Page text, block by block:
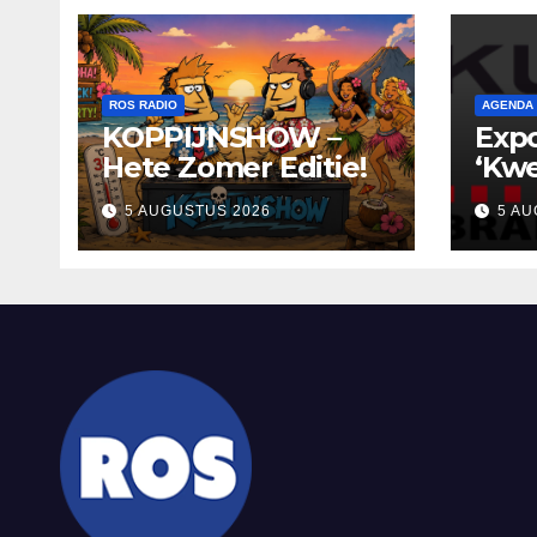
ROS RADIO
KOPPIJNSHOW –
Hete Zomer Editie!
5 AUGUSTUS 2026
AGENDA
in5